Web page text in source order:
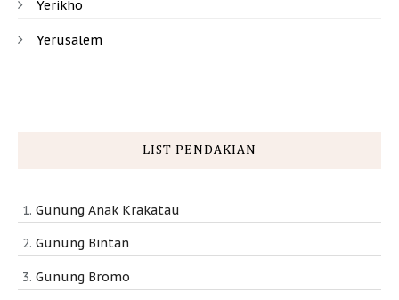
Yerikho
Yerusalem
LIST PENDAKIAN
Gunung Anak Krakatau
Gunung Bintan
Gunung Bromo